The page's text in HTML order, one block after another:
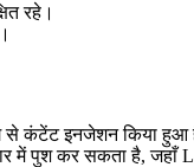
रहे।
कंटेंट इनजेशन किया हुआ
पुश कर सकता है,